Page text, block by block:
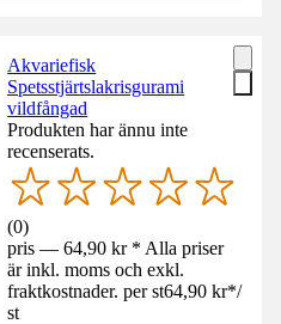
Akvariefisk
Spetsstjärtslakrisgurami
vildfångad
Produkten har ännu inte
recenserats.
(0)
pris — 64,90 kr * Alla priser
är inkl. moms och exkl.
fraktkostnader. per st64,90 kr*/
st